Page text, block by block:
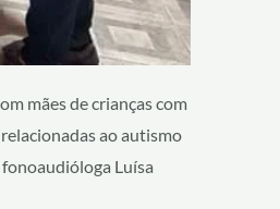
mães de crianças com
ao autismo
fonoaudióloga Luísa